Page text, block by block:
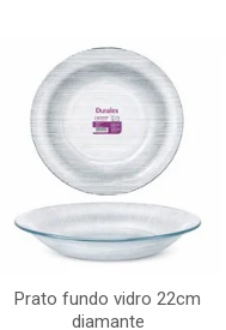
Prato fundo vidro 22cm
diamante